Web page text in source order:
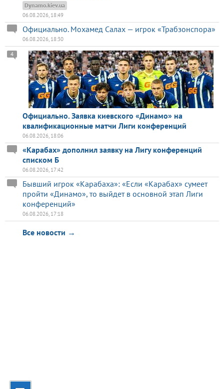
Dynamo.kiev.ua
06.08.2026, 18:49
Официально. Мохамед Салах — игрок «Трабзонспора»
06.08.2026, 18:30
Официально. Заявка киевского «Динамо» на
квалификационные матчи Лиги конференций
4
06.08.2026, 18:06
«Карабах» дополнил заявку на Лигу конференций
списком Б
06.08.2026, 17:42
Бывший игрок «Карабаха»: «Если «Карабах» сумеет
пройти «Динамо», то выйдет в основной этап Лиги
конференций»
06.08.2026, 17:18
Все новости →